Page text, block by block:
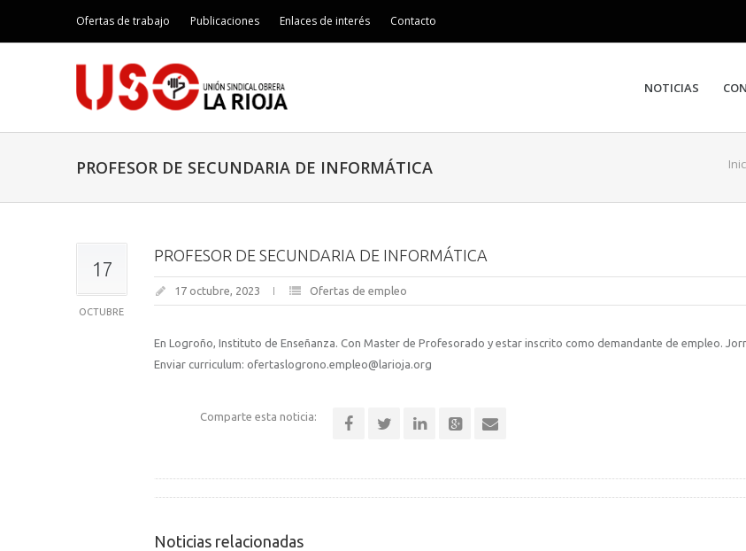
Ofertas de trabajo Publicaciones Enlaces de interés Contacto
NOTICIAS
PROFESOR DE SECUNDARIA DE INFORMÁTICA
17
OCTUBRE
PROFESOR DE SECUNDARIA DE INFORMÁTICA
17 octubre, 2023 Ofertas de empleo
En Logroño, Instituto de Enseñanza. Con Master de Profesorado y estar inscrito como demandante de empleo.
Enviar curriculum: ofertaslogrono.empleo@larioja.org
Comparte esta noticia:
Noticias relacionadas